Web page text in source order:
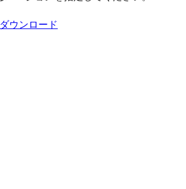
ダウンロード